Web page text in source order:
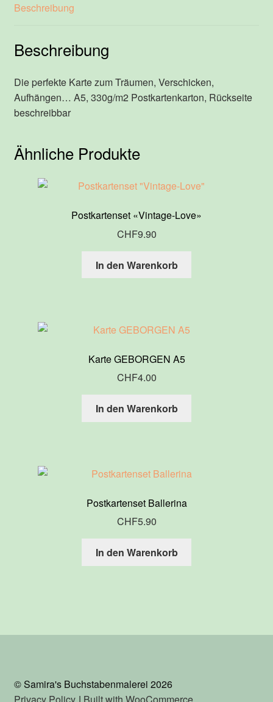
Beschreibung
Beschreibung
Die perfekte Karte zum Träumen, Verschicken,
Aufhängen… A5, 330g/m2 Postkartenkarton, Rückseite
beschreibbar
Ähnliche Produkte
Postkartenset «Vintage-Love»
CHF9.90
In den Warenkorb
Karte GEBORGEN A5
CHF4.00
In den Warenkorb
Postkartenset Ballerina
CHF5.90
In den Warenkorb
© Samira's Buchstabenmalerei 2026